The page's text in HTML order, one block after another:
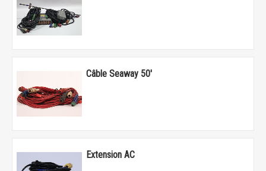
Câble Seaway 50'
Extension AC